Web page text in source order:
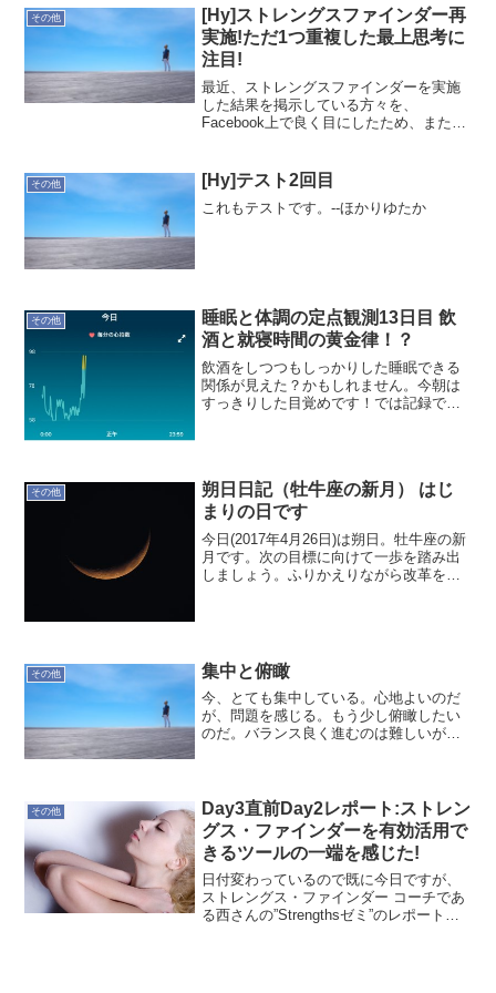
その他
[Hy]ストレングスファインダー再
実施!ただ1つ重複した最上思考に
注目!
最近、ストレングスファインダーを実施
した結果を掲示している方々を、
Facebook上で良く目にしたため、また受
約1年ぶりとなります。(前回は複数日に
渡って実施...
その他 [Hy]テスト2回目
これもテストです。--ほかりゆたか
その他
睡眠と体調の定点観測13日目 飲
酒と就寝時間の黄金律！？
飲酒をしつつもしっかりした睡眠できる
関係が見えた？かもしれません。今朝は
すっきりした目覚めです！では記録で
その他
朔日日記（牡牛座の新月） はじ
まりの日です
今日(2017年4月26日)は朔日。牡牛座の新
月です。次の目標に向けて一歩を踏み出
しましょう。ふりかえりながら改革をし
その他 集中と俯瞰
今、とても集中している。心地よいのだ
が、問題を感じる。もう少し俯瞰したい
のだ。バランス良く進むのは難しいが試
その他
Day3直前Day2レポート:ストレン
グス・ファインダーを有効活用で
きるツールの一端を感じた!
日付変わっているので既に今日ですが、
ストレングス・ファインダー コーチであ
る西さんの”Strengthsゼミ”のレポートを